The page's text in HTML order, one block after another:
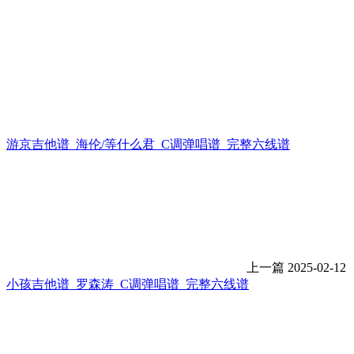
游京吉他谱_海伦/等什么君_C调弹唱谱_完整六线谱
上一篇 2025-02-12
小孩吉他谱_罗森涛_C调弹唱谱_完整六线谱